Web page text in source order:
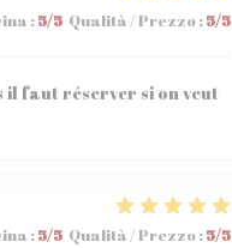
:5/5 Qualità / Prezzo:5/5
il faut réserver si on veut
:5/5 Qualità / Prezzo:5/5